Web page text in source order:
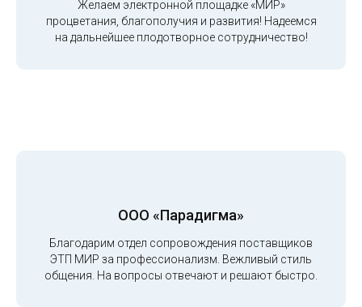
Желаем электронной площадке «МИР»
процветания, благополучия и развития! Надеемся
на дальнейшее плодотворное сотрудничество!
ООО «Парадигма»
Благодарим отдел сопровождения поставщиков
ЭТП МИР за профессионализм. Вежливый стиль
общения. На вопросы отвечают и решают быстро.